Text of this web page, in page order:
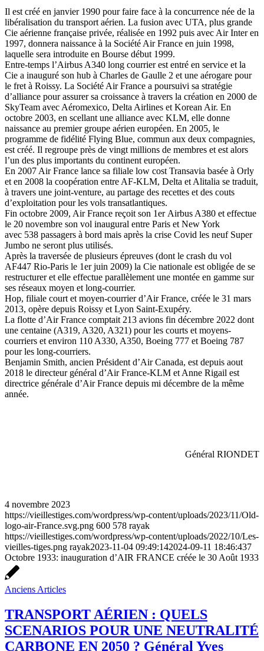
Il est créé en janvier 1990 pour faire face à la concurrence née de la
libéralisation du transport aérien. La fusion avec UTA, plus grande
Cie aérienne française privée, réalisée en 1992 puis avec Air Inter en
1997, donnera naissance à la Société Air France en juin 1998,
laquelle sera introduite en Bourse début 1999.
Entre-temps l’Airbus A340 long courrier est entré en service et la
Cie a inauguré son hub à Charles de Gaulle 2 et une aérogare pour
le fret à Roissy. La Société Air France a poursuivi sa stratégie
d’alliance pour assurer sa croissance à travers la création en 2000 de
SkyTeam avec Aéromexico, Delta Airlines et Korean Air. En
octobre 2003, en scellant une alliance avec KLM, elle donne
naissance au premier groupe aérien européen. En 2005, le
programme de fidélité Flying Blue, commun aux deux compagnies,
est créé. Il regroupe près de vingt millions de membres et est alors
l’un des plus importants du continent européen.
En 2007 Air France lance sa filiale low cost Transavia basée à Orly
et en 2008 la coopération entre AF-KLM, Delta et Alitalia se traduit,
à travers une joint-venture, au partage des recettes et des couts
d’exploitation pour les vols transatlantiques.
Fin octobre 2009, Air France reçoit son 1er Airbus A380 et effectue
le 20 novembre son vol inaugural entre Paris et New York
avec 538 passagers à bord mais après la crise Covid les neuf Super
Jumbo ne seront plus utilisés.
Après la traversée de plusieurs épreuves (dont le crash du vol
AF447 Rio-Paris le 1er juin 2009) la Cie nationale est obligée de se
restructurer et elle effectue parallèlement une montée en gamme sur
ses réseaux moyen et long-courrier.
Hop, filiale court et moyen-courrier d’Air France, créée le 31 mars
2013, opère depuis Roissy et Lyon Saint-Exupéry.
La flotte d’Air France comptait 213 avions fin décembre 2022 dont
une centaine (A319, A320, A321) pour les courts et moyens-
courriers et environ 110 A330, A350, Boeing 777 et Boeing 787
pour les long-courriers.
Benjamin Smith, ancien Président d’Air Canada, est depuis aout
2018 le directeur général d’Air France-KLM et Anne Rigail est
directrice générale d’Air France depuis mi décembre de la même
année.
Général RIONDET
4 novembre 2023
https://vieillestiges.com/wordpress/wp-content/uploads/2023/11/Old-
logo-air-France.svg.png 600 578 rayak
https://vieillestiges.com/wordpress/wp-content/uploads/2022/10/Les-
vieilles-tiges.png rayak2023-11-04 09:49:142024-09-11 18:46:437
Octobre 1933: inauguration d’AIR FRANCE créée le 30 Août 1933
Anciens Articles
TRANSPORT AÉRIEN : QUELS
SCENARIOS POUR UNE NEUTRALITÉ
CARBONE EN 2050 ? Général Yves